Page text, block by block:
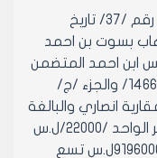
مادة 1- الموافقة على تصديق العقد رقم /37/ تاريخ
الوهاب بسوت بن احمد
ابن احمد المتضمن
بيع فضلة الطريق امام المحضر رقم /14664/ والجزء /ج/
منطقة عقارية انصاري والبالغة
مساحة كل منها /209/م2 وبسعر المتر الواحد /22000/ل.س
واجمالي قيمة العقد /418×22000/=9196000ل.س تسع